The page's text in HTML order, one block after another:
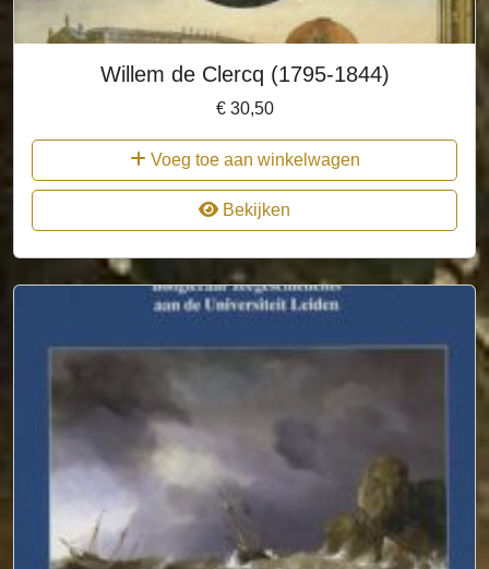
Willem de Clercq (1795-1844)
€30,50
Voeg toe aan winkelwagen
Bekijken